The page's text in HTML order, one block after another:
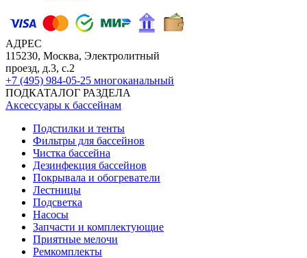
АДРЕС
115230, Москва, Электролитный
проезд, д.3, с.2
+7 (495) 984-05-25 многоканальный
ПОДКАТАЛОГ РАЗДЕЛА
Аксессуары к бассейнам
Подстилки и тенты
Фильтры для бассейнов
Чистка бассейна
Дезинфекция бассейнов
Покрывала и обогреватели
Лестницы
Подсветка
Насосы
Запчасти и комплектующие
Приятные мелочи
Ремкомплекты